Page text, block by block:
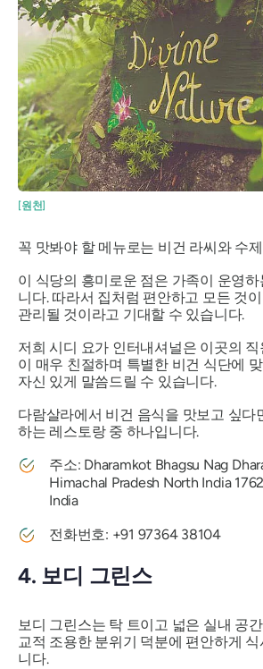
[원천]
꼭 맛봐야 할 메뉴로는 비건 라씨와 수
이 식당의 흥미로운 점은 가족이 운영
니다. 따라서 집처럼 편안하고 모든 것
관리될 것이라고 기대할 수 있습니다.
저희 시디 요가 인터내셔널은 이곳의
이 매우 친절하며 특별한 비건 식단에
자신 있게 말씀드릴 수 있습니다.
다람살라에서 비건 음식을 맛보고 싶다
하는 레스토랑 중 하나입니다.
주소: Dharamkot Bhagsu Nag
Himachal Pradesh North India
India
전화번호: +91 97364 38104
4. 보디 그린스
보디 그린스는 탁 트이고 넓은 실내 공
교적 조용한 분위기 덕분에 편안하게
니다.